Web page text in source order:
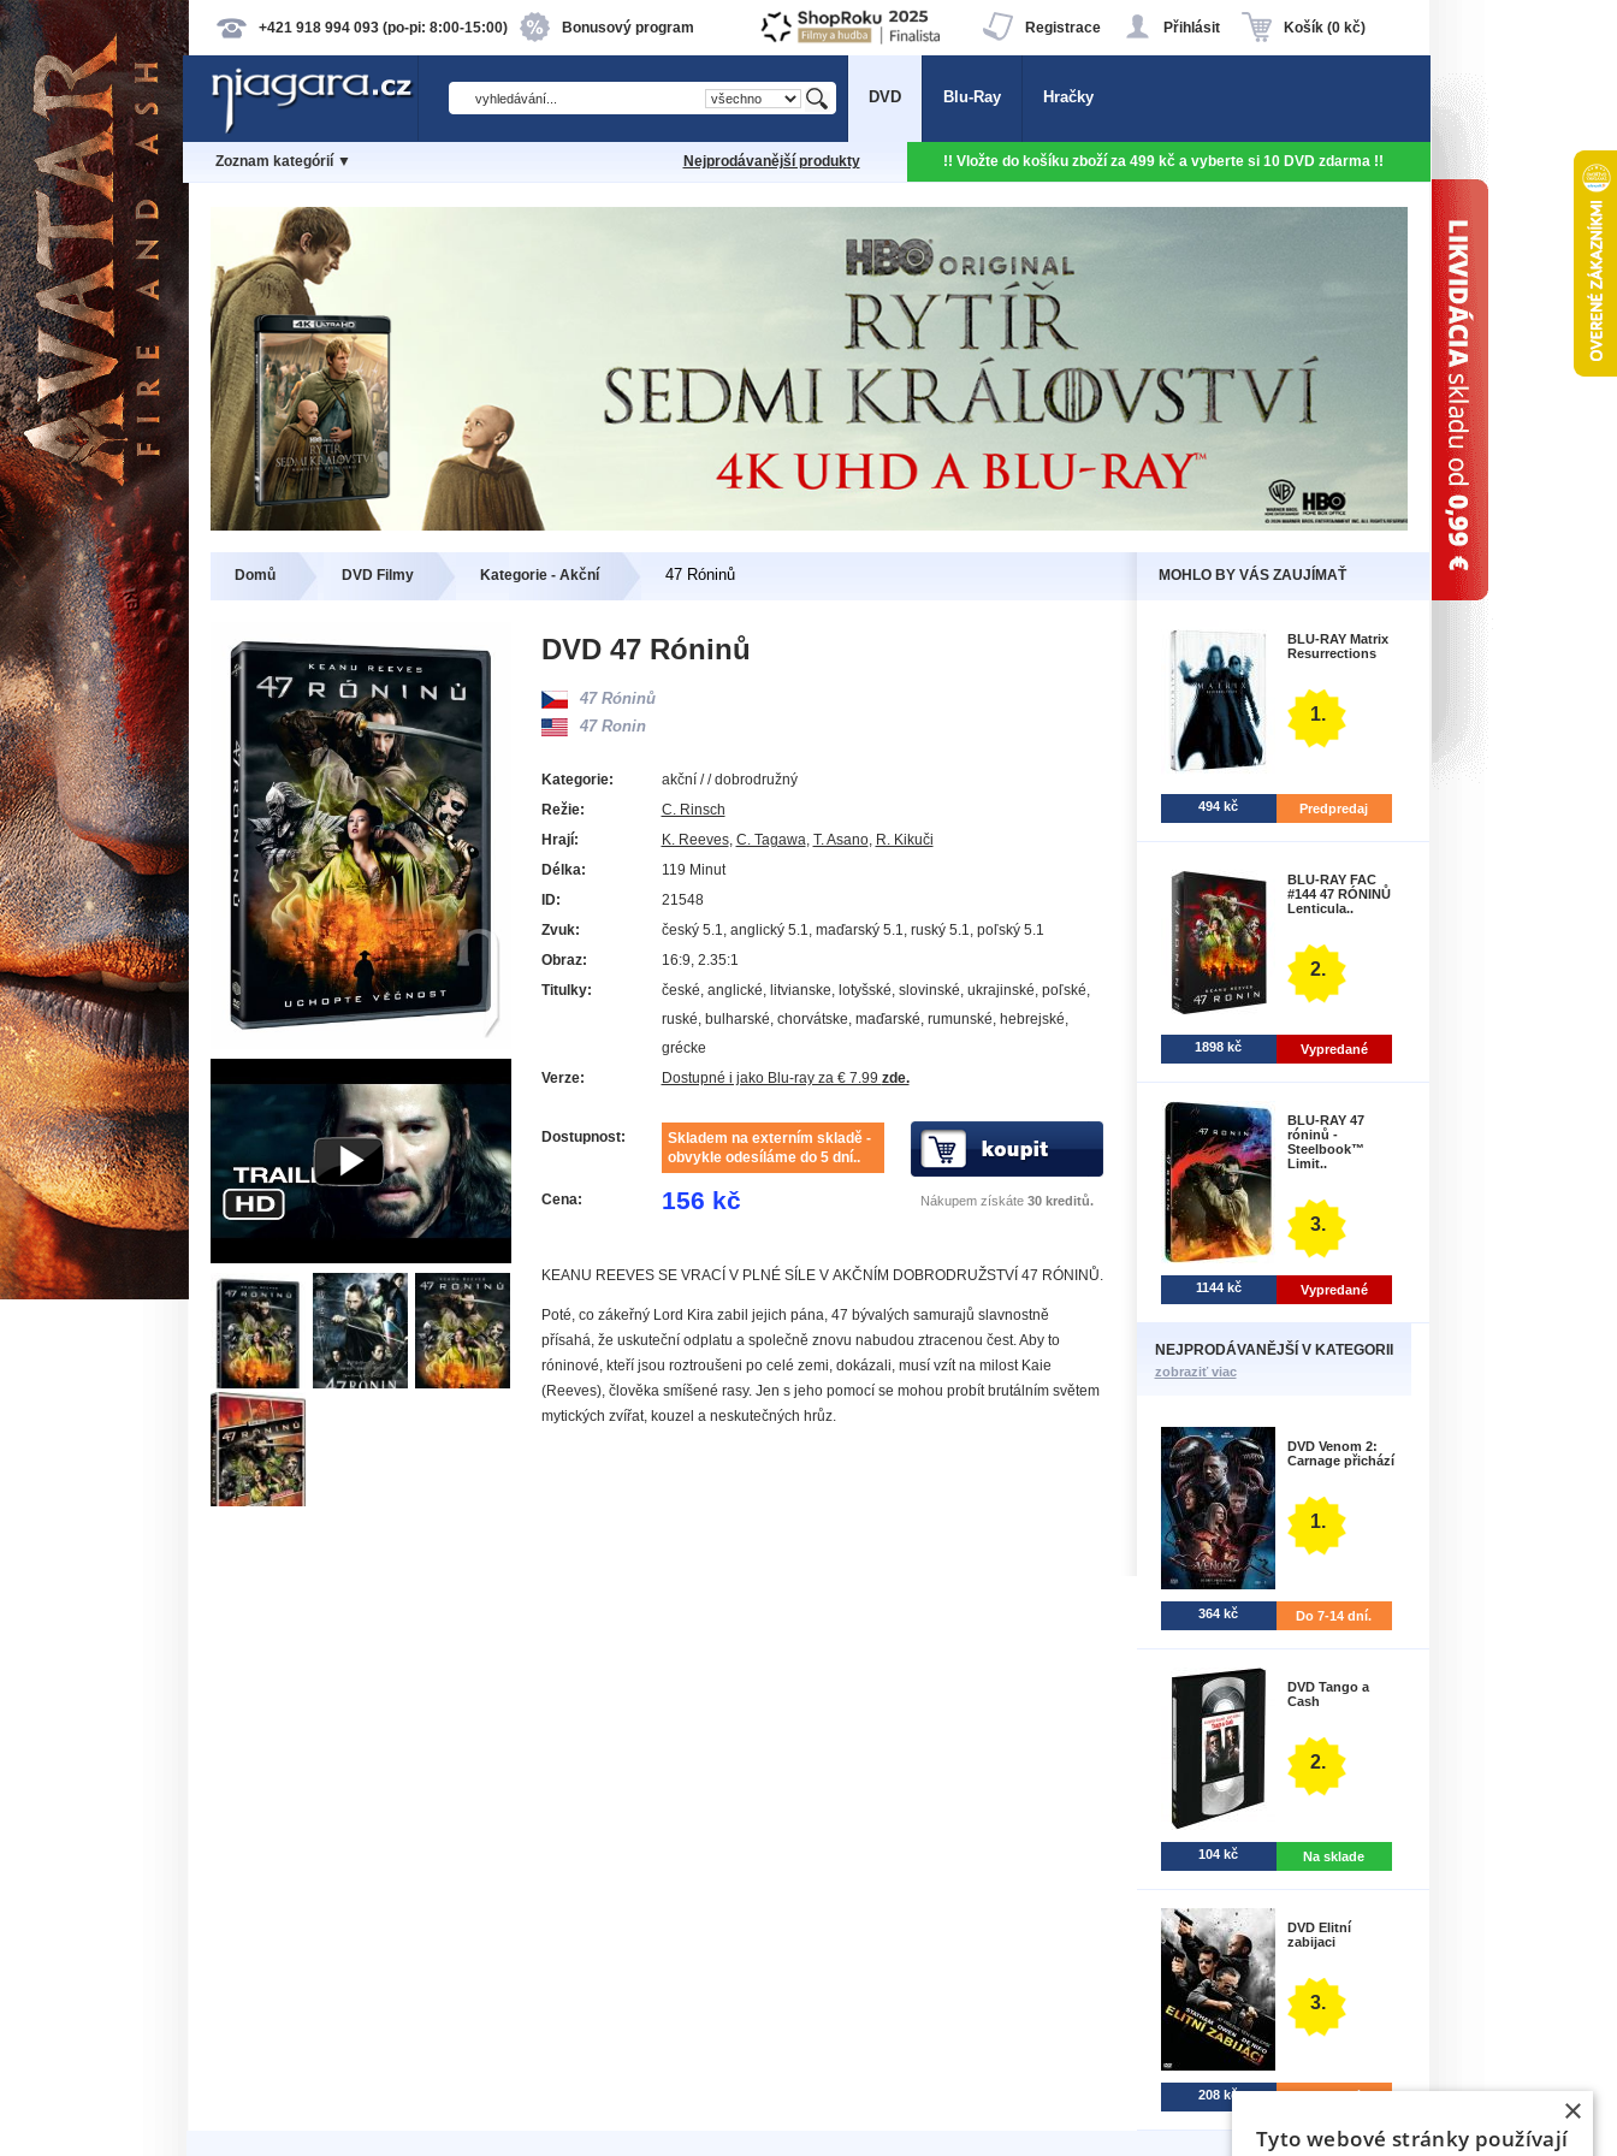
+421 918 994 093 (po-pi: 8:00-15:00) Bonusový program Košík (0 kč)
Přihlásit
Registrace
DVD Blu-Ray Hračky
Zoznam kategórií ▼ Nejprodávanější produkty !! Vložte do košíku zboží za 499 kč a vyberte si 10 DVD zdarma !!
Domů DVD Filmy Kategorie - Akční 47 Róninů MOHLO BY VÁS ZAUJÍMAŤ
DVD 47 Róninů
47 Róninů
47 Ronin
Kategorie:
akční / / dobrodružný
Režie:
C. Rinsch
Hrají:
K. Reeves, C. Tagawa, T. Asano, R. Kikuči
Délka:
119 Minut
ID:
21548
Zvuk:
český 5.1, anglický 5.1, maďarský 5.1, ruský 5.1, poľský 5.1
Obraz:
16:9, 2.35:1
Titulky:
české, anglické, litvianske, lotyšské, slovinské, ukrajinské, poľské,
ruské, bulharské, chorvátske, maďarské, rumunské, hebrejské,
grécke
Verze:
Dostupné i jako Blu-ray za € 7.99 zde.
Dostupnost:
Skladem na externím skladě -
obvykle odesíláme do 5 dní..
Cena: 156 kč Nákupem získáte 30 kreditů.
KEANU REEVES SE VRACÍ V PLNÉ SÍLE V AKČNÍM DOBRODRUŽSTVÍ 47 RÓNINŮ.
Poté, co zákeřný Lord Kira zabil jejich pána, 47 bývalých samurajů slavnostně
přísahá, že uskuteční odplatu a společně znovu nabudou ztracenou čest. Aby to
róninové, kteří jsou roztroušeni po celé zemi, dokázali, musí vzít na milost Kaie
(Reeves), člověka smíšené rasy. Jen s jeho pomocí se mohou probít brutálním světem
mytických zvířat, kouzel a neskutečných hrůz.
BLU-RAY Matrix
Resurrections
1.
494 kč Predpredaj
BLU-RAY FAC
#144 47 RÓNINŮ
Lenticula..
2.
1898 kč Vypredané
BLU-RAY 47
róninů -
Steelbook™
Limit..
3.
1144 kč Vypredané
NEJPRODÁVANĚJŠÍ V KATEGORII
zobraziť viac
DVD Venom 2:
Carnage přichází
1.
364 kč Do 7-14 dní.
DVD Tango a
Cash
2.
104 kč Na sklade
DVD Elitní
zabijaci
3.
208 kč ×
Tyto webové stránky používají